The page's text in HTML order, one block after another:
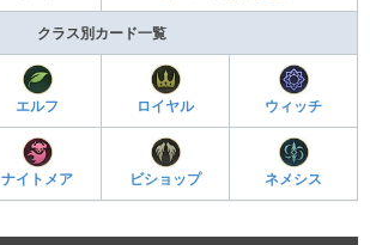
クラス別カード一覧
エルフ ロイヤル ウィッチ
ナイトメア ビショップ ネメシス